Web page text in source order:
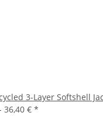
3-Layer Softshell
36,40 € *